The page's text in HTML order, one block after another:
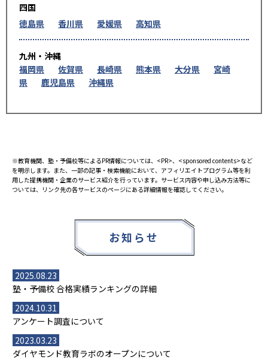
四国
徳島県
香川県 愛媛県 高知県
九州・沖縄
福岡県
佐賀県 長崎県 熊本県 大分県
宮崎
県
鹿児島県 沖縄県
※教育機関、塾・予備校等によるPR情報については、<PR>、<sponsored contents>など
を明示します。また、一部の記事・検索機能において、アフィリエイトプログラム等を利
用した提携機関・企業のサービス紹介を行っています。サービス内容や申し込み方法等に
ついては、リンク先の各サービスのページにある詳細情報を確認してください。
お知らせ
2025.08.23
塾・予備校 合格実績ランキングの詳細
2024.10.31
アンケート調査について
2023.03.23
ダイヤモンド教育ラボのオープンについて